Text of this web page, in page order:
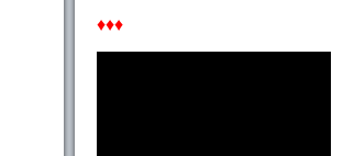
♦♦♦